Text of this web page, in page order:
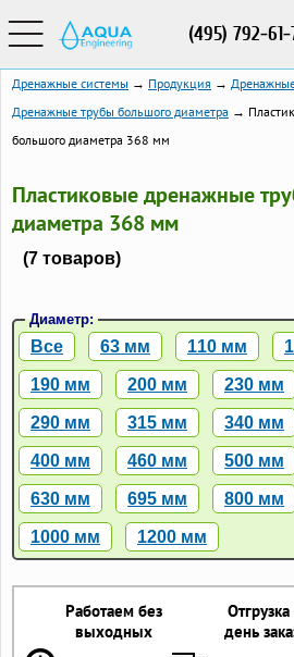
(495) 792-61-
Дренажные системы → Продукция →
Дренажные трубы большого диаметра →
большого диаметра 368 мм
Пластиковые дренажные
диаметра 368 мм
(7 товаров)
Диаметр:
Все 63 мм 110 мм
190 мм 200 мм 230 мм
290 мм 315 мм 340 мм
400 мм 460 мм 500 мм
630 мм 695 мм 800 мм
1000 мм 1200 мм
Работаем без
выходных
Отгрузка
день